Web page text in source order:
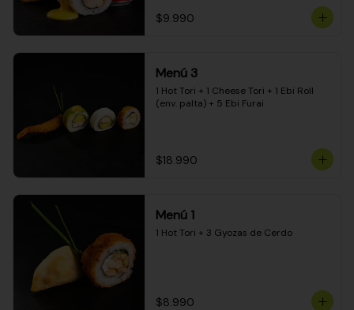
$9.990
Menú 3
1 Hot Tori + 1 Cheese Tori + 1 Ebi Roll
(env. palta) + 5 Ebi Furai
$18.990
Menú 1
1 Hot Tori + 3 Gyozas de Cerdo
$8.990